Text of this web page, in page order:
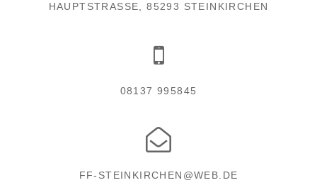
HAUPTSTRASSE, 85293 STEINKIRCHEN
08137 995845
FF-STEINKIRCHEN@WEB.DE